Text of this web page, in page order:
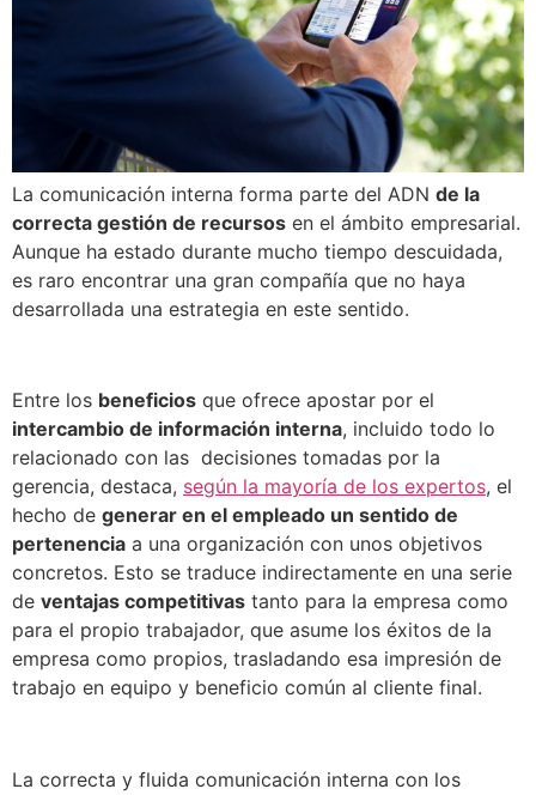
La comunicación interna forma parte del ADN de la
correcta gestión de recursos en el ámbito empresarial.
Aunque ha estado durante mucho tiempo descuidada,
es raro encontrar una gran compañía que no haya
desarrollada una estrategia en este sentido.
Entre los beneficios que ofrece apostar por el
intercambio de información interna, incluido todo lo
relacionado con las decisiones tomadas por la
gerencia, destaca, según la mayoría de los expertos, el
hecho de generar en el empleado un sentido de
pertenencia a una organización con unos objetivos
concretos. Esto se traduce indirectamente en una serie
de ventajas competitivas tanto para la empresa como
para el propio trabajador, que asume los éxitos de la
empresa como propios, trasladando esa impresión de
trabajo en equipo y beneficio común al cliente final.
La correcta y fluida comunicación interna con los